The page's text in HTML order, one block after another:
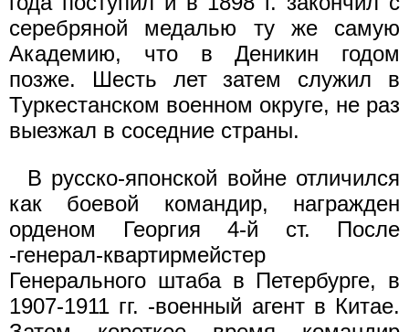
серебряной медалью ту же самую
Академию, что в Деникин годом
позже. Шесть лет затем служил в
Турке­станском военном округе, не раз
выезжал в соседние страны.
В русско-японской войне отличился
как боевой командир, на­гражден
орденом Георгия 4-й ст. После
-генерал-квартирмейстер
Генерального штаба в Петербурге, в
1907-1911 гг. -военный агент в Китае.